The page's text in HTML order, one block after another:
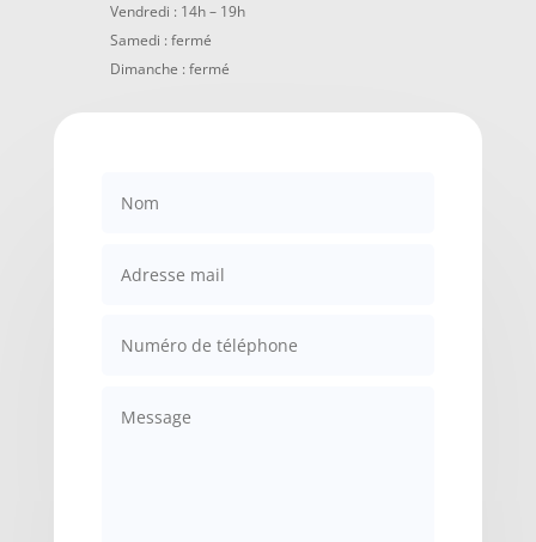
Vendredi : 14h – 19h
Samedi : fermé
Dimanche : fermé